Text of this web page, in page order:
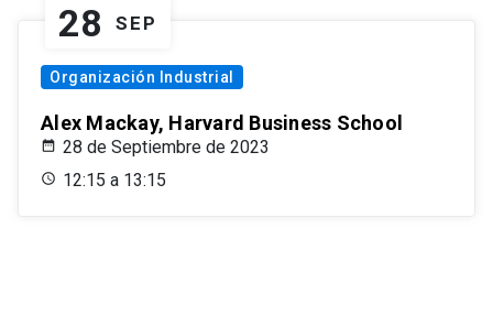
28 SEP
Organización Industrial
Alex Mackay, Harvard Business School
28 de Septiembre de 2023
12:15 a 13:15